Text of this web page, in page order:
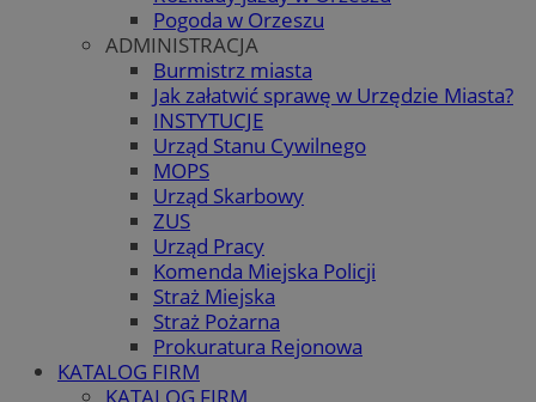
Pogoda w Orzeszu
ADMINISTRACJA
Burmistrz miasta
Jak załatwić sprawę w Urzędzie Miasta?
INSTYTUCJE
Urząd Stanu Cywilnego
MOPS
Urząd Skarbowy
ZUS
Urząd Pracy
Komenda Miejska Policji
Straż Miejska
Straż Pożarna
Prokuratura Rejonowa
KATALOG FIRM